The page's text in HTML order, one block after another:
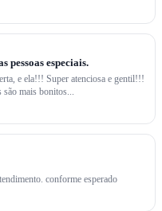
pessoas especiais.
e ela!!! Super atenciosa e gentil!!!
são mais bonitos...
conforme esperado